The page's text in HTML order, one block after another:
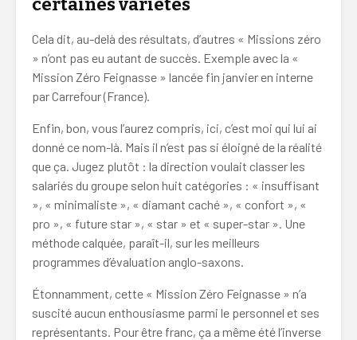
certaines variétés
Cela dit, au-delà des résultats, d’autres « Missions zéro
» n’ont pas eu autant de succès. Exemple avec la «
Mission Zéro Feignasse » lancée fin janvier en interne
par Carrefour (France).
Enfin, bon, vous l’aurez compris, ici, c’est moi qui lui ai
donné ce nom-là. Mais il n’est pas si éloigné de la réalité
que ça. Jugez plutôt : la direction voulait classer les
salariés du groupe selon huit catégories : « insuffisant
», « minimaliste », « diamant caché », « confort », «
pro », « future star », « star » et « super-star ». Une
méthode calquée, paraît-il, sur les meilleurs
programmes d’évaluation anglo-saxons.
Étonnamment, cette « Mission Zéro Feignasse » n’a
suscité aucun enthousiasme parmi le personnel et ses
représentants. Pour être franc, ça a même été l’inverse